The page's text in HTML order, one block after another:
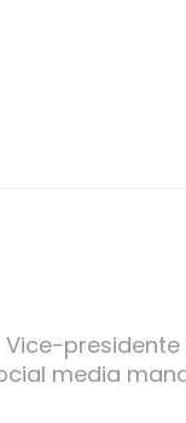
Vice-presidente
media